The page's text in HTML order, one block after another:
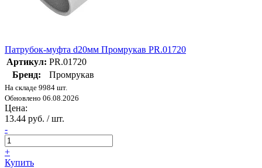
Патрубок-муфта d20мм Промрукав PR.01720
Артикул: PR.01720
Бренд:
Промрукав
На складе 9984 шт.
Обновлено 06.08.2026
Цена:
13.44 руб. / шт.
-
+
Купить